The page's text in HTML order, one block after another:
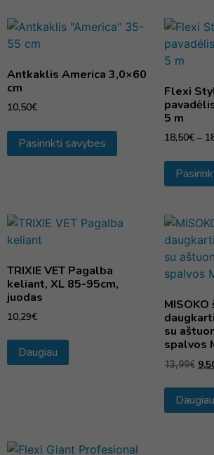
Antkaklis America 3,0×60
cm
10,50€
Pasirinkti savybes
Flexi
5 m
18,50€ –
TRIXIE VET Pagalba
keliant, XL 85-95cm,
juodas
10,29€
Daugiau
MISOKO
su
spalvos
13,99€
Daugiau